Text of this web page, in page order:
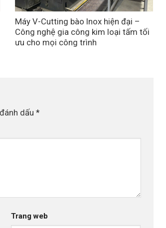
Máy V-Cutting bào Inox hiện đại –
Công nghệ gia công kim loại tấm tối
ưu cho mọi công trình
dấu *
Trang web